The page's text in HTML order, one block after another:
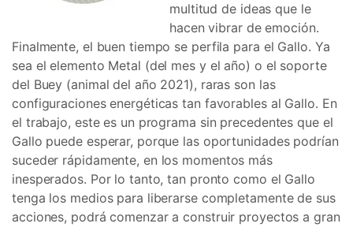
multitud de ideas que le
hacen vibrar de emoción.
Finalmente, el buen tiempo se perfila para el Gallo. Ya
sea el elemento Metal (del mes y el año) o el soporte
del Buey (animal del año 2021), raras son las
configuraciones energéticas tan favorables al Gallo. En
el trabajo, este es un programa sin precedentes que el
Gallo puede esperar, porque las oportunidades podrían
suceder rápidamente, en los momentos más
inesperados. Por lo tanto, tan pronto como el Gallo
tenga los medios para liberarse completamente de sus
acciones, podrá comenzar a construir proyectos a gran